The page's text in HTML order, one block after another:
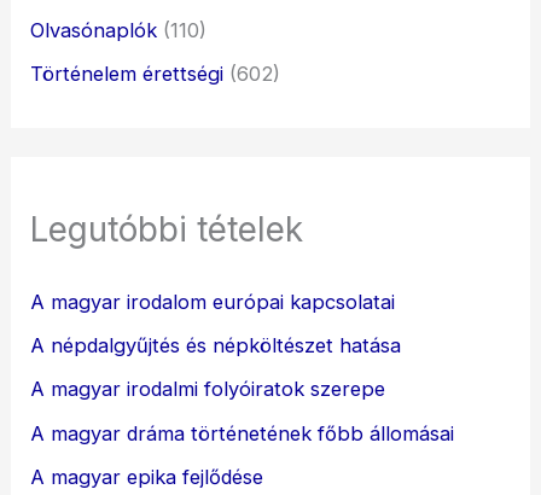
Olvasónaplók (110)
Történelem érettségi (602)
Legutóbbi tételek
A magyar irodalom európai kapcsolatai
A népdalgyűjtés és népköltészet hatása
A magyar irodalmi folyóiratok szerepe
A magyar dráma történetének főbb állomásai
A magyar epika fejlődése